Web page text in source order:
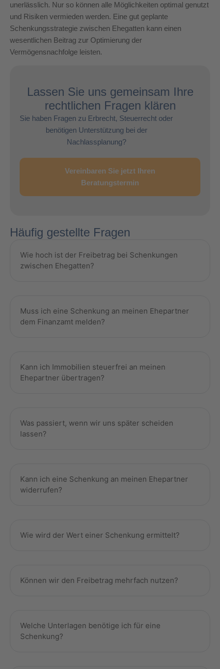
unerlässlich. Nur so können alle Möglichkeiten optimal genutzt
und Risiken vermieden werden. Eine gut geplante
Schenkungsstrategie zwischen Ehegatten kann einen
wesentlichen Beitrag zur Optimierung der
Vermögensnachfolge leisten.
Lassen Sie uns gemeinsam Ihre
rechtlichen Fragen klären
Sie haben Fragen zu Erbrecht, Steuerrecht oder
benötigen Unterstützung bei der
Nachlassplanung?
Vereinbaren Sie jetzt Ihren
Beratungstermin
Häufig gestellte Fragen
Wie hoch ist der Freibetrag bei Schenkungen
zwischen Ehegatten?
Muss ich eine Schenkung an meinen Ehepartner
dem Finanzamt melden?
Kann ich Immobilien steuerfrei an meinen
Ehepartner übertragen?
Was passiert, wenn wir uns später scheiden
lassen?
Kann ich eine Schenkung an meinen Ehepartner
widerrufen?
Wie wird der Wert einer Schenkung ermittelt?
Können wir den Freibetrag mehrfach nutzen?
Welche Unterlagen benötige ich für eine
Schenkung?